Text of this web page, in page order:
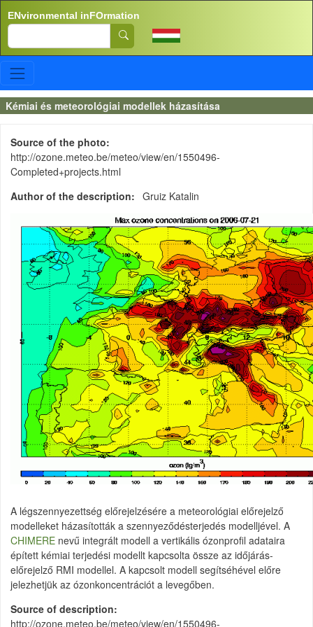
ENvironmental inFOrmation
Search
Kémiai és meteorológiai modellek házasítása
Source of the photo
http://ozone.meteo.be/meteo/view/en/1550496-
Completed+projects.html
Author of the description
Gruiz Katalin
A légszennyezettség előrejelzésére a meteorológiai előrejelző
modelleket házasították a szennyeződésterjedés modelljével. A
CHIMERE nevű integrált modell a vertikális ózonprofil adataira
épített kémiai terjedési modellt kapcsolta össze az időjárás-
előrejelző RMI modellel. A kapcsolt modell segítséhével előre
jelezhetjük az ózonkoncentrációt a levegőben.
Source of description
http://ozone.meteo.be/meteo/view/en/1550496-